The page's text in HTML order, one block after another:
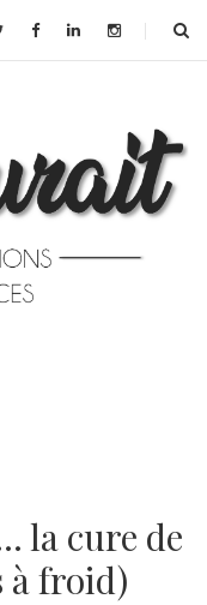
la cure de
à froid)